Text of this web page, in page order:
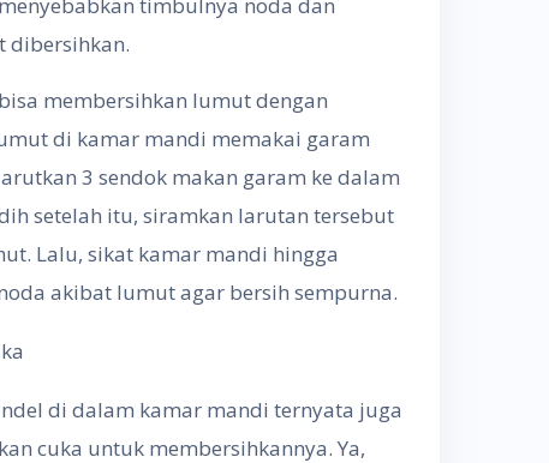
dibersihkan.
membersihkan lumut dengan
di kamar mandi memakai garam
3 sendok makan garam ke dalam
setelah itu, siramkan larutan tersebut
Lalu, sikat kamar mandi hingga
akibat lumut agar bersih sempurna.
di dalam kamar mandi ternyata juga
cuka untuk membersihkannya. Ya,